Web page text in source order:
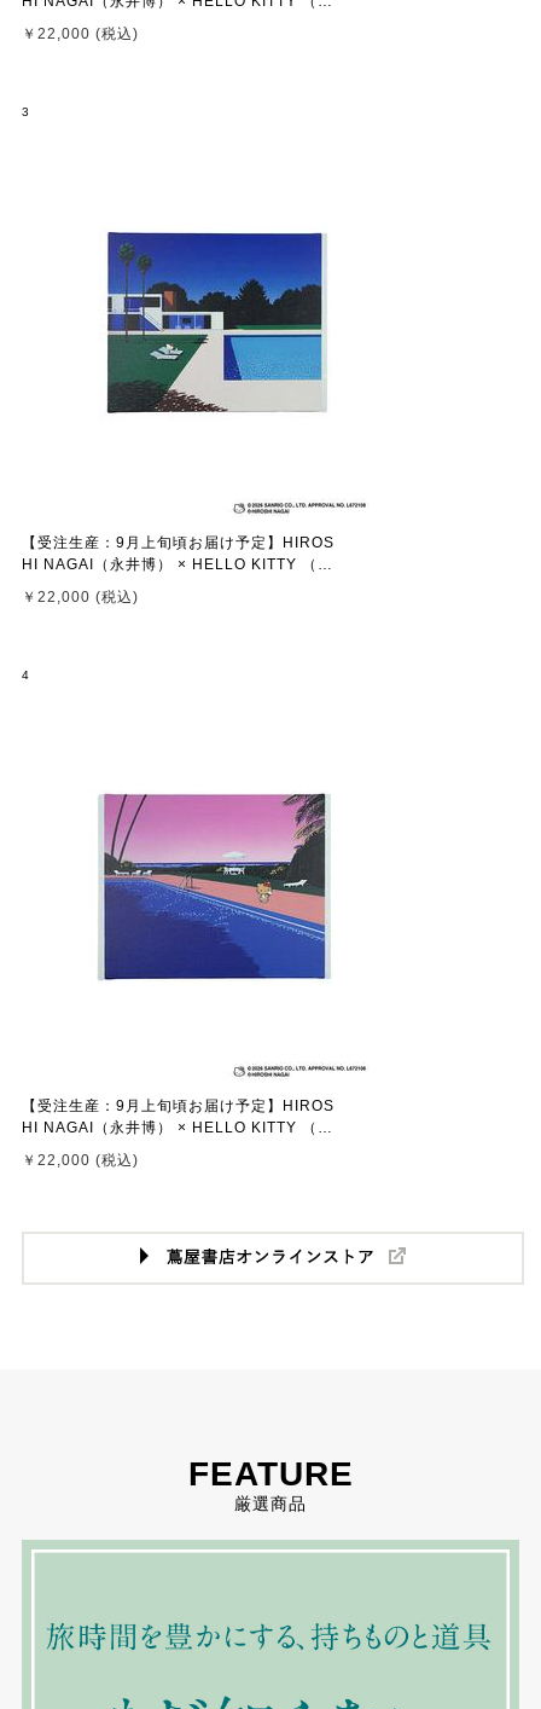
ローキティ）CANVAS PRINT / KTHN-CP
Untitled 2 ※通常商品との同時購入不可
￥22,000 (税込)
3
【受注生産：9月上旬頃お届け予定】HIROS
HI NAGAI（永井博） × HELLO KITTY （ハ
ローキティ） CANVAS PRINT / KTHN-CP
Untitled 3 ※通常商品との同時購入不可
￥22,000 (税込)
4
【受注生産：9月上旬頃お届け予定】HIROS
HI NAGAI（永井博） × HELLO KITTY （ハ
ローキティ） CANVAS PRINT / KTHN-CP
Untitled 5 ※通常商品との同時購入不可
￥22,000 (税込)
FEATURE
厳選商品